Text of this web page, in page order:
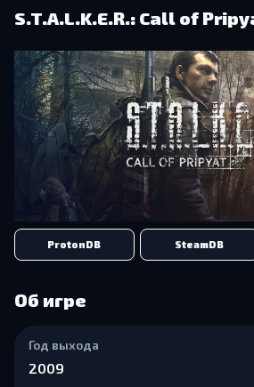
S.T.A.L.K.E.R.: Call of
ProtonDB SteamDB
Об игре
Год выхода
2009